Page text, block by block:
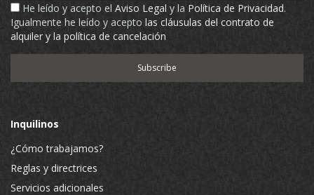
He leído y acepto el Aviso Legal y la Política de Privacidad.
Igualmente he leído y acepto las cláusulas del contrato de
alquiler y la política de cancelación
Inquilinos
¿Cómo trabajamos?
Reglas y directrices
Servicios adicionales